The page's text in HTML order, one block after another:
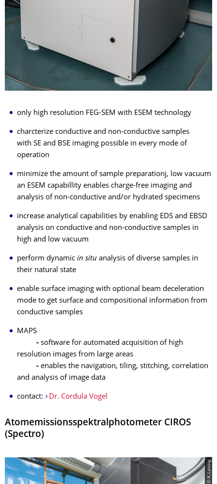
only high resolution FEG-SEM with ESEM technology
charcterize conductive and non-conductive samples
with SE and BSE imaging possible in every mode of
operation
minimize the amount of sample preparationj, low vacuum
an ESEM capabillity enables charge-free imaging and
analysis of non-conductive and/or hydrated specimens
increase analytical capabilities by enabling EDS and EBSD
analysis on conductive and non-conductive samples in
high and low vacuum
perform dynamic in situ analysis of diverse samples in
their natural state
enable surface imaging with optional beam deceleration
mode to get surface and compositional information from
conductive samples
MAPS
- software for automated acquisition of high
resolution images from large areas
- enables the navigation, tiling, stitching, correlation
and analysis of image data
contact: Dr. Cordula Vogel
Atomemissionsspektralphotometer CIROS
(Spectro)
© K.Lassig